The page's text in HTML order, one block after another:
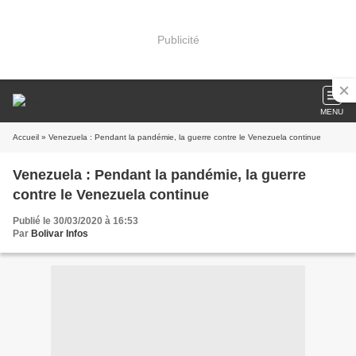
Publicité
MENU
Accueil » Venezuela : Pendant la pandémie, la guerre contre le Venezuela continue
Venezuela : Pendant la pandémie, la guerre
contre le Venezuela continue
Publié le 30/03/2020 à 16:53
Par Bolivar Infos